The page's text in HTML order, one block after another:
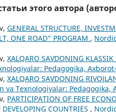
этого автора
GENERAL STRUCTURE,
ONE ROAD” PROGRAM ,
XALQARO SAVDONING
Pedagogika,
XALQARO SAVDONING
va Texnologiyalar:
PARTICIPATION OF FREE
COUNTRIES ,